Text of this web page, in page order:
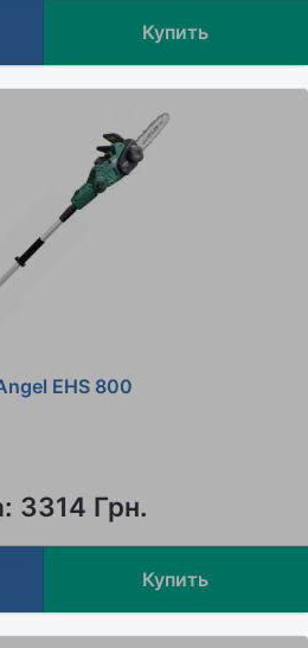
Купить
EHS 800
3314 Грн.
Купить